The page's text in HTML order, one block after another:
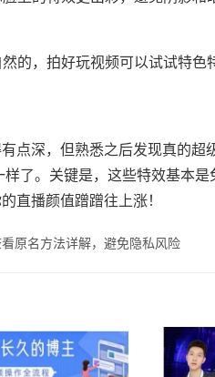
的，拍好玩视频可以试试特色
点深，但熟悉之后发现真的超
样了。关键是，这些特效基本
直播颜值蹭蹭往上涨！
原名方法详解，避免隐私风险